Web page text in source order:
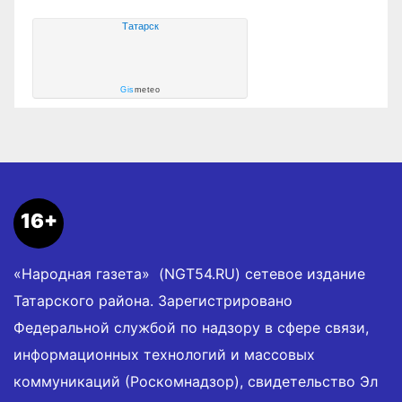
Татарск
Gismeteo
16+
«Народная газета» (NGT54.RU) сетевое издание
Татарского района. Зарегистрировано
Федеральной службой по надзору в сфере связи,
информационных технологий и массовых
коммуникаций (Роскомнадзор), свидетельство Эл